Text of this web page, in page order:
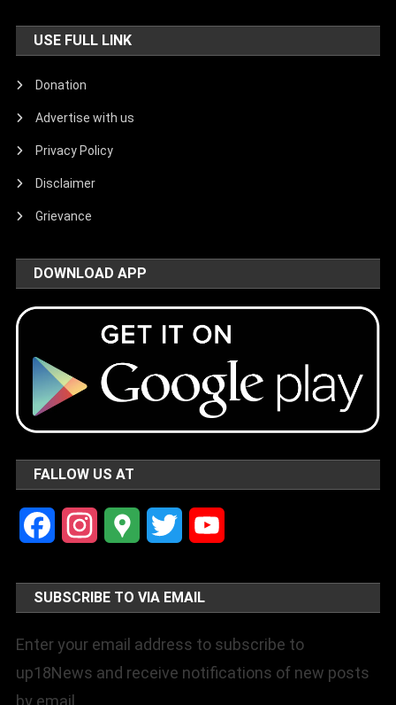
USE FULL LINK
Donation
Advertise with us
Privacy Policy
Disclaimer
Grievance
DOWNLOAD APP
FALLOW US AT
FacebookInstagramGoogle Twitter
SUBSCRIBE TO VIA EMAIL
Enter your email address to subscribe to
up18News and receive notifications of new posts
by email.